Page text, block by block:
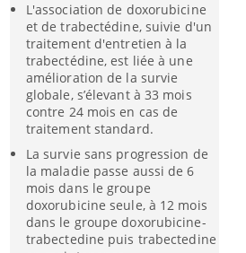
L'association de doxorubicine
et de trabectédine, suivie d'un
traitement d'entretien à la
trabectédine, est liée à une
amélioration de la survie
globale, s’élevant à 33 mois
contre 24 mois en cas de
traitement standard.
La survie sans progression de
la maladie passe aussi de 6
mois dans le groupe
doxorubicine seule, à 12 mois
dans le groupe doxorubicine-
trabectedine puis trabectedine